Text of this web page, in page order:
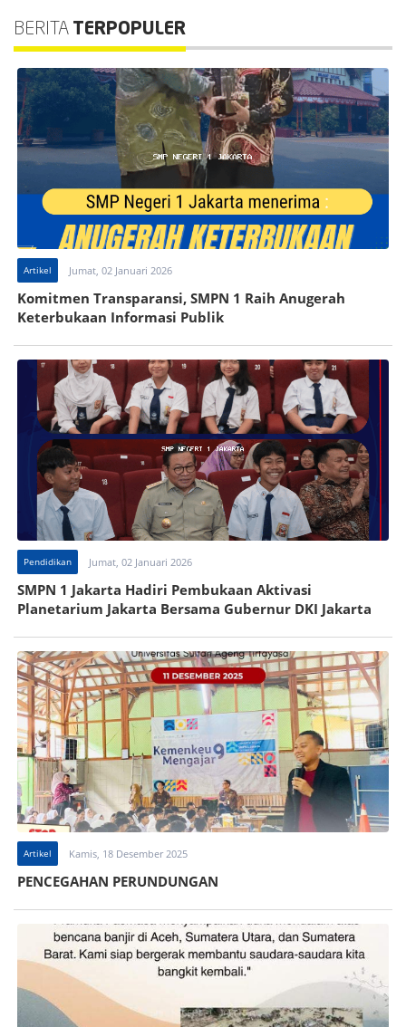
BERITA TERPOPULER
Artikel Jumat, 02 Januari 2026
Komitmen Transparansi, SMPN 1 Raih Anugerah
Keterbukaan Informasi Publik
Pendidikan Jumat, 02 Januari 2026
SMPN 1 Jakarta Hadiri Pembukaan Aktivasi
Planetarium Jakarta Bersama Gubernur DKI Jakarta
Artikel Kamis, 18 Desember 2025
PENCEGAHAN PERUNDUNGAN